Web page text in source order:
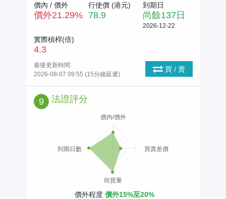
價內 / 價外
價外21.29%
行使價 (港元)
78.9
到期日
尚餘137日
2026-12-22
實際槓桿(倍)
4.3
最後更新時間:
2026-08-07 09:55 (15分鐘延遲)
買 / 賣
9 法證評分
價內/價外
買賣差價
街貨量
到期日數
價外程度 價外15%至20%